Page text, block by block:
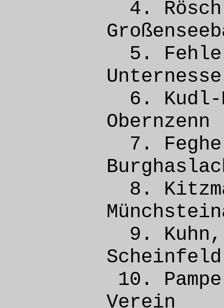
4.
5.
6. Kudl-
7.
8.
9.
10.